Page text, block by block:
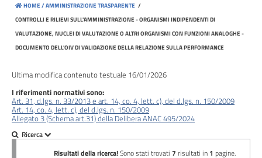
HOME /AMMINISTRAZIONE TRASPARENTE /
CONTROLLI E RILIEVI SULL'AMMINISTRAZIONE - ORGANISMI INDIPENDENTI DI
VALUTAZIONE, NUCLEI DI VALUTAZIONE O ALTRI ORGANISMI CON FUNZIONI ANALOGHE -
DOCUMENTO DELL'OIV DI VALIDAZIONE DELLA RELAZIONE SULLA PERFORMANCE
Ultima modifica contenuto testuale 16/01/2026
I riferimenti normativi sono:
Art. 31, d.lgs. n. 33/2013 e art. 14, co. 4, lett. c), del d.lgs. n. 150/2009
Art. 14, co. 4, lett. c), del d.lgs. n. 150/2009
Allegato 3 (Schema art.31) della Delibera ANAC 495/2024
Consulenti
collaboratori
Personale
Bandi
di
concorso